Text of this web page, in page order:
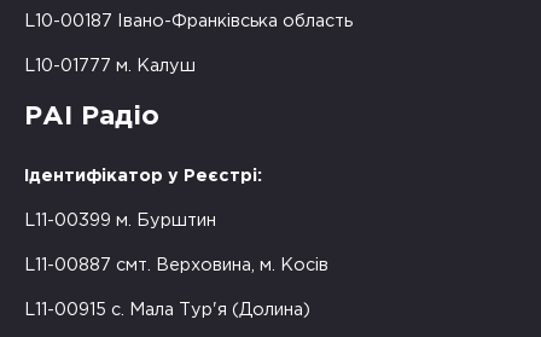
L10-00187 Івано-Франківська область
L10-01777 м. Калуш
РАІ Радіо
Ідентифікатор у Реєстрі:
L11-00399 м. Бурштин
L11-00887 смт. Верховина, м. Косів
L11-00915 с. Мала Тур'я (Долина)